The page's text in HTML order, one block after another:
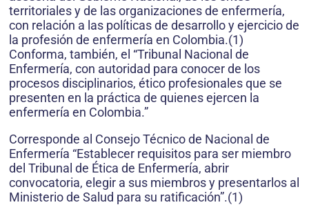
territoriales y de las organizaciones de enfermería,
con relación a las políticas de desarrollo y ejercicio de
la profesión de enfermería en Colombia.(1)
Conforma, también, el “Tribunal Nacional de
Enfermería, con autoridad para conocer de los
procesos disciplinarios, ético profesionales que se
presenten en la práctica de quienes ejercen la
enfermería en Colombia.”
Corresponde al Consejo Técnico de Nacional de
Enfermería “Establecer requisitos para ser miembro
del Tribunal de Ética de Enfermería, abrir
convocatoria, elegir a sus miembros y presentarlos al
Ministerio de Salud para su ratificación”.(1)